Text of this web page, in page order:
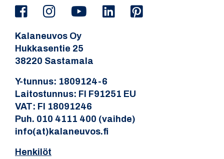
Kalaneuvos Oy
Hukkasentie 25
38220 Sastamala
Y-tunnus: 1809124-6
Laitostunnus: FI F91251 EU
VAT: FI 18091246
Puh. 010 4111 400 (vaihde)
info(at)kalaneuvos.fi
Henkilöt